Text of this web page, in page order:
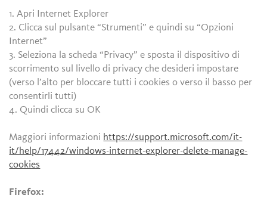
1. Apri Internet Explorer
2. Clicca sul pulsante “Strumenti” e quindi su “Opzioni
Internet”
3. Seleziona la scheda “Privacy” e sposta il dispositivo di
scorrimento sul livello di privacy che desideri impostare
(verso l’alto per bloccare tutti i cookies o verso il basso per
consentirli tutti)
4. Quindi clicca su OK
Maggiori informazioni https://support.microsoft.com/it-
it/help/17442/windows-internet-explorer-delete-manage-
cookies
Firefox: